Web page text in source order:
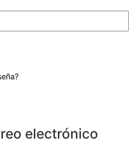
electrónico